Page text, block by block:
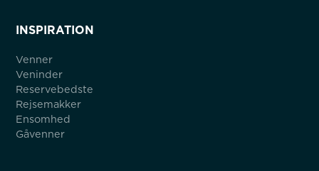
INSPIRATION
Venner
Veninder
Reservebedste
Rejsemakker
Ensomhed
Gåvenner